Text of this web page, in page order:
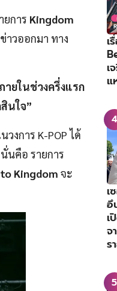
ยการ Kingdom
าวออกมา ทาง
ยในช่วงครึ่งแรก
นใจ”
งการ K-POP ได้
นคือ รายการ
Kingdom จะ
เ
เ
แ
เ
อึ
เ
จ
ร